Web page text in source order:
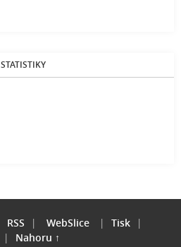
STATISTIKY
RSS | WebSlice | Tisk
|
| Nahoru ↑